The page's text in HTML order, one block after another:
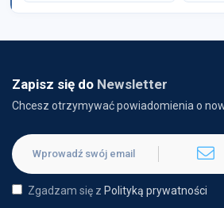
Zapisz się do Newsletter
Chcesz otrzymywać powiadomienia o
Zgadzam się z Polityką prywatności